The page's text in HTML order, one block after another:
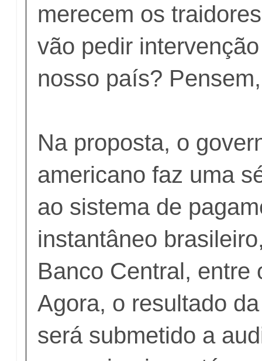
merecem os
vão pedir
nosso país?
Na proposta, o
americano faz uma
ao sistema de
instantâneo
Banco Central, entre
Agora, o resultado
será submetido a